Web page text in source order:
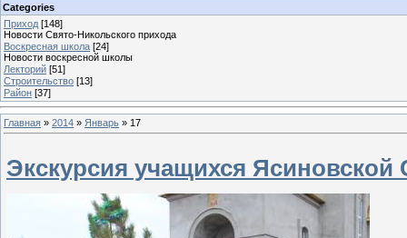
Categories
Приход [148]
Новости Свято-Никольского прихода
Воскресная школа [24]
Новости воскресной школы
Лекторий [51]
Строительство [13]
Район [37]
Главная » 2014 » Январь » 17
Экскурсия учащихся